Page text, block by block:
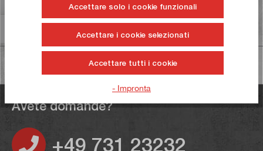
Avete domande?
+49 731 23232
Accettare solo i cookie funzionali
Accettare i cookie selezionati
Accettare tutti i cookie
- Impronta